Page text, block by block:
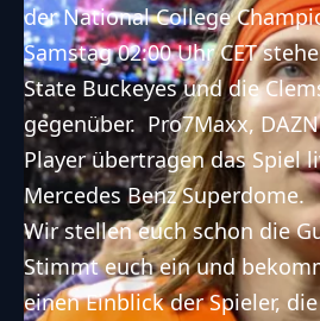
der National College
Samstag 02:00 Uhr CET
State Buckeyes und die
gegenüber. Pro7Maxx,
Player übertragen das Spiel
Mercedes Benz Superdome.
Wir stellen euch schon die
Stimmt euch ein und
einen Einblick der Spieler,